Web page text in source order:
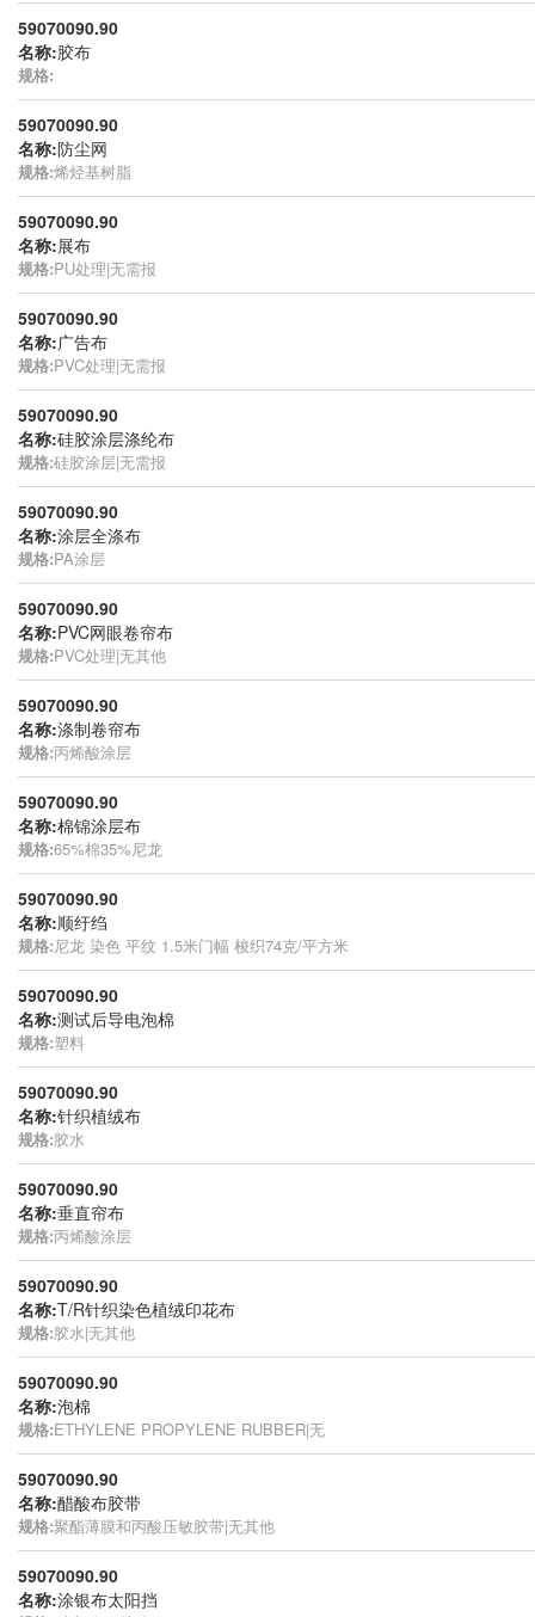
59070090.90
名称:胶布
规格:
59070090.90
名称:防尘网
规格:烯烃基树脂
59070090.90
名称:展布
规格:PU处理|无需报
59070090.90
名称:广告布
规格:PVC处理|无需报
59070090.90
名称:硅胶涂层涤纶布
规格:硅胶涂层|无需报
59070090.90
名称:涂层全涤布
规格:PA涂层
59070090.90
名称:PVC网眼卷帘布
规格:PVC处理|无其他
59070090.90
名称:涤制卷帘布
规格:丙烯酸涂层
59070090.90
名称:棉锦涂层布
规格:65%棉35%尼龙
59070090.90
名称:顺纡绉
规格:尼龙 染色 平纹 1.5米门幅 梭织74克/平方米
59070090.90
名称:测试后导电泡棉
规格:塑料
59070090.90
名称:针织植绒布
规格:胶水
59070090.90
名称:垂直帘布
规格:丙烯酸涂层
59070090.90
名称:T/R针织染色植绒印花布
规格:胶水|无其他
59070090.90
名称:泡棉
规格:ETHYLENE PROPYLENE RUBBER|无
59070090.90
名称:醋酸布胶带
规格:聚酯薄膜和丙酸压敏胶带|无其他
59070090.90
名称:涂银布太阳挡